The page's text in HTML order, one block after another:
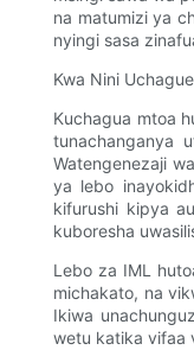
na matumizi ya
nyingi sasa
Kwa Nini
Kuchagua mtoa
tunachanganya
Watengenezaji
ya lebo
kifurushi kipya
kuboresha
Lebo za IML
michakato, na
Ikiwa
wetu katika vifaa